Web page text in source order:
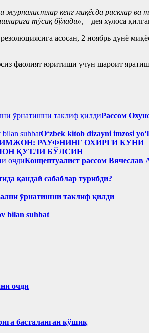
кенг миқёсда рисклар
тўсиқ бўлади», – дея хулоса
асосан, 2 ноябрь дунё
фаолият юритиши учун шароит
Рассом
Oʻzbek kitob dizayni imzosi
РАУФНИНГ ОХИРГИ КУНИ
ҚУТЛИ БЎЛСИН
Концептуалист рассом Вячеслав
қандай сабаблар турибди?
ўрнатишни таклиф қилди
bilan suhbat
очди
басталанган қўшиқ